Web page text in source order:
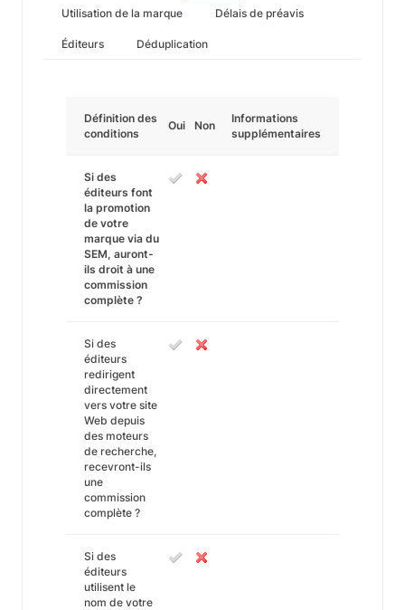
Utilisation de la marque Délais de préavis
Éditeurs Déduplication
Définition des
conditions
Oui Non
Informations
supplémentaires
Si des
éditeurs font
la promotion
de votre
marque via du
SEM, auront-
ils droit à une
commission
complète ?
Si des
éditeurs
redirigent
directement
vers votre site
Web depuis
des moteurs
de recherche,
recevront-ils
une
commission
complète ?
Si des
éditeurs
utilisent le
nom de votre